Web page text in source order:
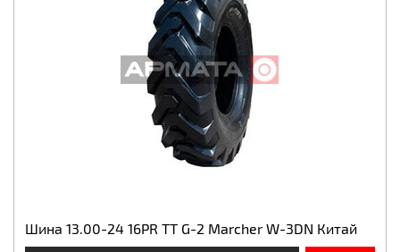
Шина 13.00-24 16PR TT G-2 Marcher W-3DN Китай